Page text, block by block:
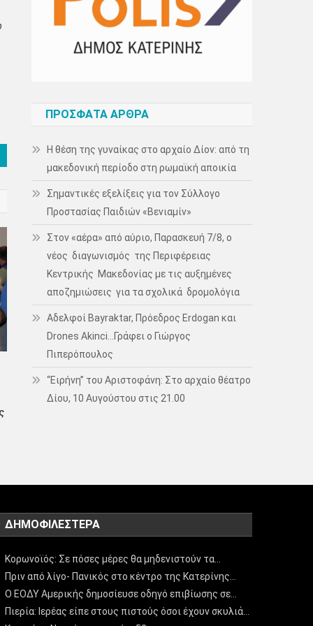
ΠΡΌΣΦΑΤΑ ΆΡΘΡΑ
Η θέση της γυναίκας στο αρχαίο Δίον: από τη
μακεδονική περίοδο στη ρωμαϊκή αποικία
Σημαντικές εξελίξεις για τον Σύλλογο
Προστασίας Παιδιών «Βενιαμίν»
Στον «αέρα» από αύριο, Παρασκευή 7/8, ο
νέος διαγωνισμός της Περιφέρειας
Κεντρικής Μακεδονίας με τις αυξημένες
αποζημιώσεις για τα σχολικά δρομολόγια
Αδελφοί Bayraktar, Πρόεδρος Erdogan και
Drones Akinci…Γράφει ο Γιώργος
Πιπερόπουλος
“Ειρήνη” του Αριστοφάνη: Στο αρχαίο θέατρο
Δίου, 10 Αυγούστου στις 21.00
ΔΗΜΟΦΙΛΈΣΤΕΡΑ
Κορωνοϊός: Σε πόσες μέρες θα μηδενιστούν τα…
Πριν από λίγο- Πανικός στο κέντρο της Κατερίνης…
Ο ΕΟΔΥ Αμερικής δημοσίευσε οδηγό επιβίωσης σε…
Πιερία: Ιερέας είπε στους πιστούς όσοι έχουν σκυλιά…